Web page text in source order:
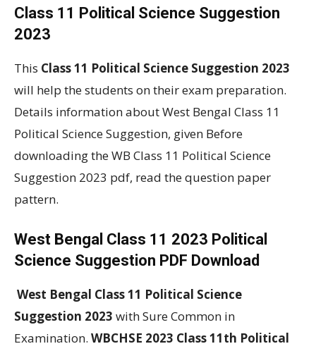
Class 11 Political Science Suggestion
2023
This Class 11 Political Science Suggestion 2023
will help the students on their exam preparation.
Details information about West Bengal Class 11
Political Science Suggestion, given Before
downloading the WB Class 11 Political Science
Suggestion 2023 pdf, read the question paper
pattern.
West Bengal Class 11 2023 Political
Science Suggestion PDF Download
West Bengal Class 11 Political Science
Suggestion 2023 with Sure Common in
Examination. WBCHSE 2023 Class 11th Political